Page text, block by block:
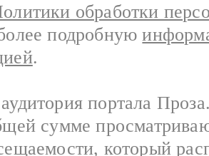
обработки
подробную
.
портала
сумме
который